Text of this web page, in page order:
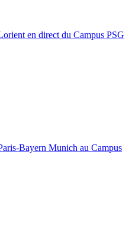
en direct du Campus PSG
Bayern Munich au Campus